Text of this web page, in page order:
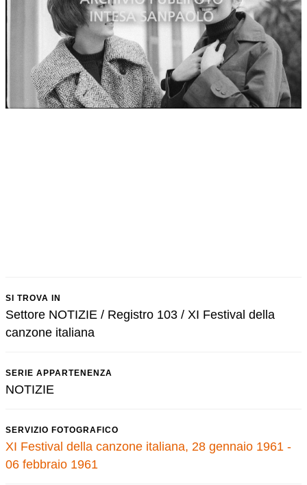
SI TROVA IN
Settore NOTIZIE / Registro 103 / XI Festival della
canzone italiana
SERIE APPARTENENZA
NOTIZIE
SERVIZIO FOTOGRAFICO
XI Festival della canzone italiana, 28 gennaio 1961 -
06 febbraio 1961